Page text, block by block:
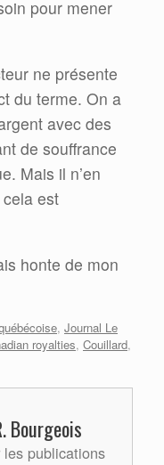
pour mener
ne présente
du terme. On a
avec des
de souffrance
Mais il n’en
est
honte de mon
, Journal Le
royalties, Couillard,
Bourgeois
les publications